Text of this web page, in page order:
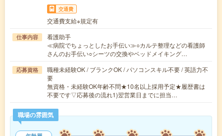
交通費
交通費支給※規定有
仕事内容
看護助手
≪病院でちょっとしたお手伝い≫○カルテ整理などの看護師
さんのお手伝い○シーツの交換やベッドメイキング…
応募資格
職種未経験OK / ブランクOK / パソコンスキル不要 / 英語力不
要
無資格・未経験OK年齢不問★10名以上採用予定★履歴書は
不要です▽応募後の流れ1)翌営業日までに担当…
職場の雰囲気